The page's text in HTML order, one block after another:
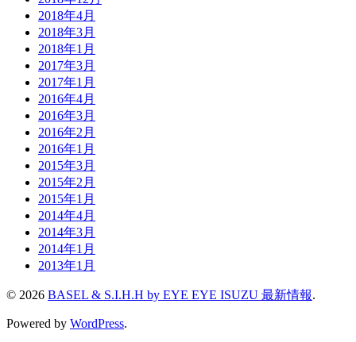
2018年4月
2018年3月
2018年1月
2017年3月
2017年1月
2016年4月
2016年3月
2016年2月
2016年1月
2015年3月
2015年2月
2015年1月
2014年4月
2014年3月
2014年1月
2013年1月
© 2026 BASEL & S.I.H.H by EYE EYE ISUZU 最新情報.
Powered by WordPress.